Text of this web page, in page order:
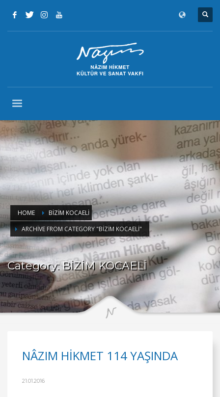
HOME
BİZİM KOCAELİ
ARCHIVE FROM CATEGORY "BİZİM KOCAELİ"
Category: BİZİM KOCAELİ
NÂZIM HİKMET 114 YAŞINDA
21.01.2016